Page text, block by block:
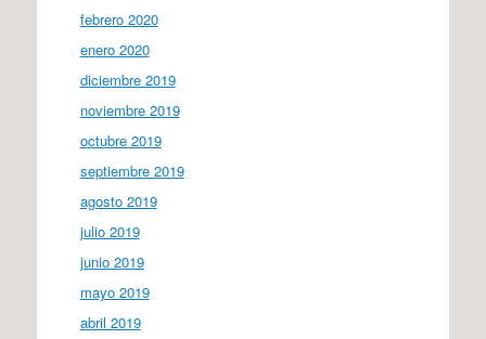
febrero 2020
enero 2020
diciembre 2019
noviembre 2019
octubre 2019
septiembre 2019
agosto 2019
julio 2019
junio 2019
mayo 2019
abril 2019